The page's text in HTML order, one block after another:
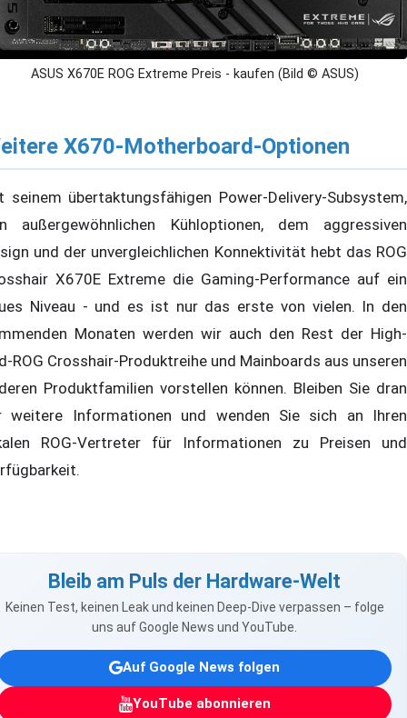
ASUS X670E ROG Extreme Preis - kaufen (Bild © ASUS)
X670-Motherboard-Optionen
seinem übertaktungsfähigen Power-Delivery-Subsystem,
außergewöhnlichen Kühloptionen, dem aggressiven
und der unvergleichlichen Konnektivität hebt das ROG
X670E Extreme die Gaming-Performance auf ein
Niveau - und es ist nur das erste von vielen. In den
Monaten werden wir auch den Rest der High-
ROG Crosshair-Produktreihe und Mainboards aus unseren
Produktfamilien vorstellen können. Bleiben Sie dran
weitere Informationen und wenden Sie sich an Ihren
ROG-Vertreter für Informationen zu Preisen und
Bleib am Puls der Hardware-Welt
Keinen Test, keinen Leak und keinen Deep-Dive verpassen – folge
uns auf Google News und YouTube.
Auf Google News folgen
YouTube abonnieren